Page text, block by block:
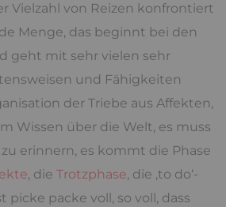
Vielzahl von Reizen konfrontiert
Menge, das beginnt bei den
geht mit sehr vielen sehr
und Fähigkeiten
der Triebe aus Affekten,
Wissen über die Welt, es muss
erinnern, es kommt die Phase
, die Trotzphase, die ‚to do‘-
picke packe voll, so voll, dass